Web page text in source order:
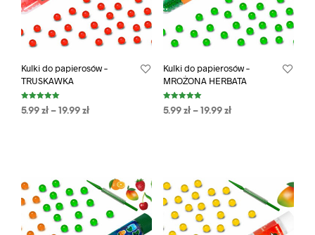
Kulki do papierosów –
TRUSKAWKA
Oceniono
5.00
5.99 zł– 19.99 zł
Kulki do papierosów –
MROŻONA HERBATA
Oceniono
5.00
5.99 zł– 19.99 zł